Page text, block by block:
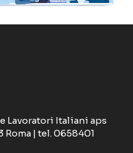
Lavoratori Italiani aps
Roma | tel. 0658401